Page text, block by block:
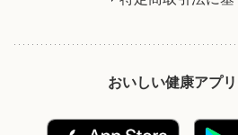
おいしい健康アプ